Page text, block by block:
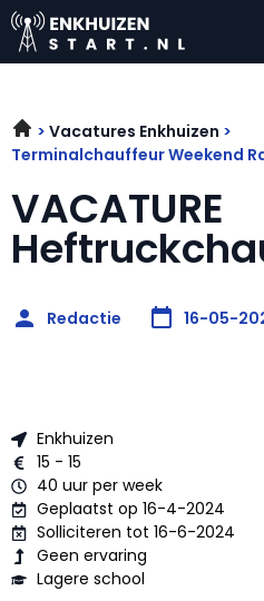
Vacatures Enkhuizen
Terminalchauffeur Weekend
VACATURE
Redactie 16-05-
Enkhuizen
15 - 15
40 uur per week
Geplaatst op 16-4-2024
Solliciteren tot 16-6-2024
Geen ervaring
Lagere school